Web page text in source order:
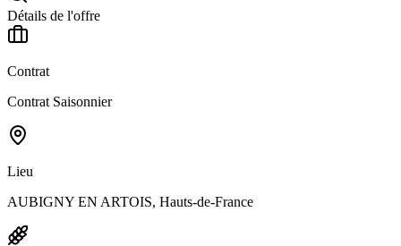
Détails de l'offre
Contrat
Contrat Saisonnier
Lieu
AUBIGNY EN ARTOIS, Hauts-de-France